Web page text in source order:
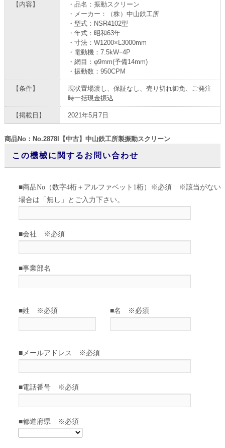
【内容】
・品名：振動スクリーン
・メーカー：（株）中山鉄工所
・型式：NSR4102型
・年式：昭和63年
・寸法：W1200×L3000mm
・電動機：7.5kWｰ4P
・網目：φ9mm(予備14mm)
・振動数：950CPM
【条件】
現状置場渡し、保証なし、売り切れ御免、ご発注
時一括現金振込
【掲載日】 2021年5月7日
商品No：No.2878I【中古】中山鉄工所製振動スクリーン
この機械に関するお問い合わせ